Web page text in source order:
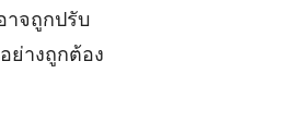
าจถูกปรับ
ย่างถูกต้อง